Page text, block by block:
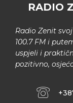
RADIO
Radio Zenit
100.7 FM i
uspjeli i
pozitivno,